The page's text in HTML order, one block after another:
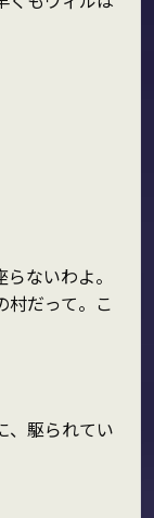
ないわよ。
村だって。こ
、駆られてい